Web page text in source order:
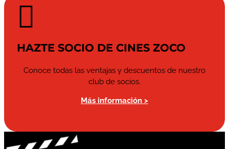

HAZTE SOCIO DE CINES ZOCO
Conoce todas las ventajas y descuentos de nuestro
club de socios.
Más información >